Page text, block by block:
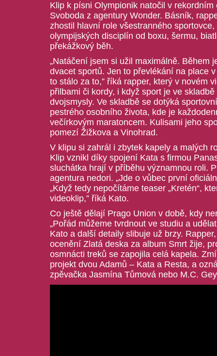
Klip k písni Olympionik natočil v
Svoboda z agentury Wonder. Básník,
zhostil hlavní role všestranného
olympijských disciplín od boxu, šermu,
překážkový běh.
„Natáčení jsem si užil maximálně. Během
dvacet sportů. Jen to převlékání na place
to stálo za to,” říká rapper, který v novém
přilbami či kordy, i když sport je ve
dvojsmysly. Ve skladbě se dotýká
pestrého osobního života, kde je
večírkovým maratoncem. Kulisami jeho
pomezí Žižkova a Vinohrad.
V klipu si zahrál i zbytek kapely a malých
Klip vznikl díky spojení Kata s firmou
sluchátka hrají v příběhu významnou roli.
agentura nedori. „Jde o vůbec první
„Když tedy nepočítáme teaser „Kretén“,
videoklip,” říká Kato.
Co ještě dělají Prago Union v době, kdy
„Pořád můžeme tvrdnout ve studiu a
Kato a další detaily slibuje už brzy.
ocenění Zlatá deska za album Smrt žije,
osmnácti treků se zapojila celá kapela.
projekt dvou Adamů – Kata a Resta, a
zpěvačka Jasmína Tůmová nebo M.C.